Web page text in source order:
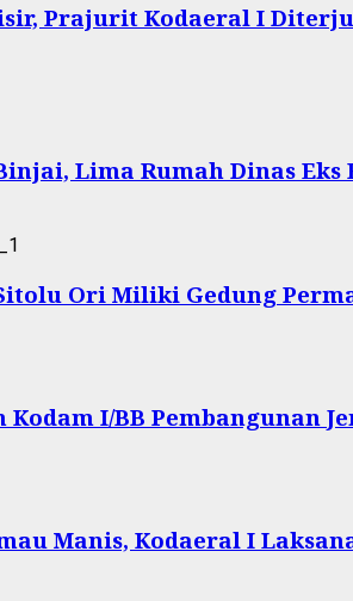
Prajurit Kodaeral I
Lima Rumah Dinas
Ori Miliki Gedung
I/BB Pembangunan
Manis, Kodaeral I